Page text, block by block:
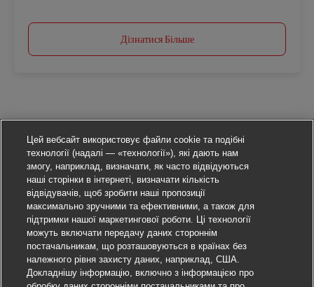
Дізнатися Більше
Цей вебсайт використовує файли cookie та подібні
технології (надалі — «технології»), які дають нам
змогу, наприклад, визначати, як часто відвідуються
наші сторінки в інтернеті, визначати кількість
відвідувачів, щоб зробити наші пропозиції
максимально зручними та ефективними, а також для
підтримки нашої маркетингової роботи. Ці технології
можуть включати передачу даних стороннім
постачальникам, що розташовуються в країнах без
належного рівня захисту даних, наприклад, США.
Докладнішу інформацію, включно з інформацією про